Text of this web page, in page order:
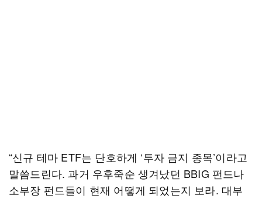
“신규 테마 ETF는 단호하게 ‘투자 금지 종목’이라고
말씀드린다. 과거 우후죽순 생겨났던 BBIG 펀드나
소부장 펀드들이 현재 어떻게 되었는지 보라. 대부